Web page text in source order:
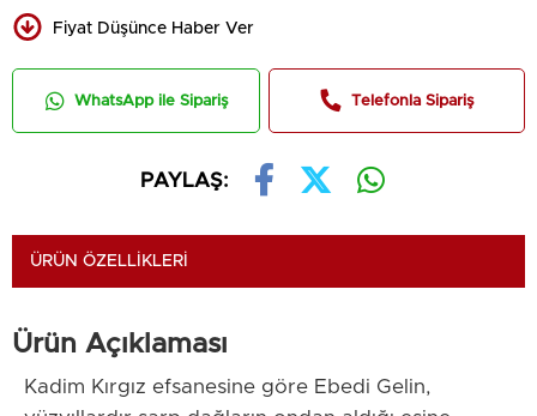
Fiyat Düşünce Haber Ver
WhatsApp ile Sipariş Telefonla Sipariş
PAYLAŞ:
ÜRÜN ÖZELLIKLERI
Ürün Açıklaması
Kadim Kırgız efsanesine göre Ebedi Gelin,